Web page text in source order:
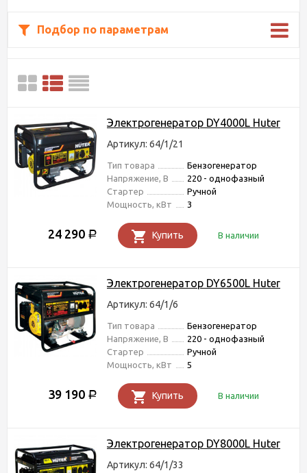
Подбор по параметрам
Электрогенератор DY4000L Huter
Артикул: 64/1/21
Тип товара
Бензогенератор
Напряжение, В
220 - однофазный
Стартер
Ручной
Мощность, кВт
3
24 290 Р Купить В наличии
Электрогенератор DY6500L Huter
Артикул: 64/1/6
Тип товара
Бензогенератор
Напряжение, В
220 - однофазный
Стартер
Ручной
Мощность, кВт
5
39 190 Р Купить В наличии
Электрогенератор DY8000L Huter
Артикул: 64/1/33